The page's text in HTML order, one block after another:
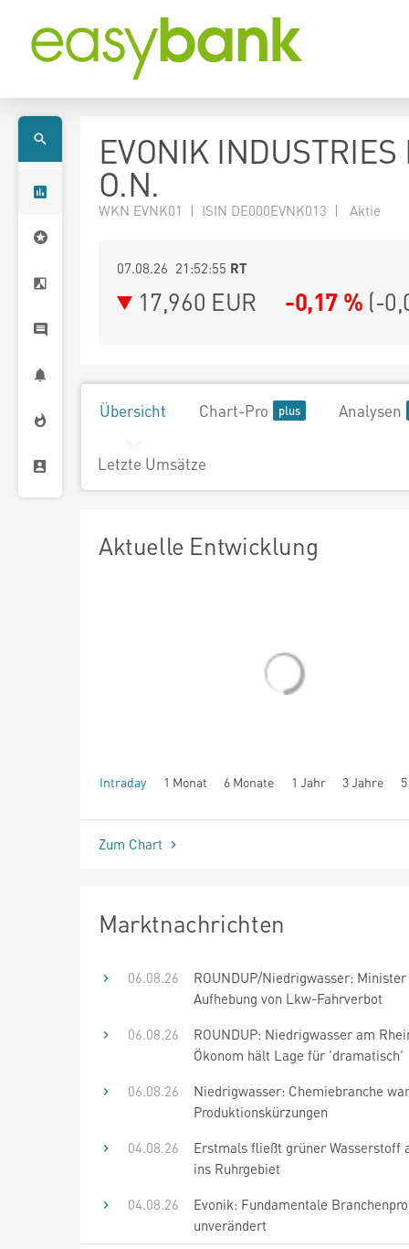
EVONIK INDUSTRIES
O.N.
WKN EVNK01 | ISIN DE000EVNK013 | Aktie
07.08.26 21:52:55 RT
17,960 EUR -0,17 % (-
Übersicht Chart-Pro Analysen
Letzte Umsätze
Aktuelle Entwicklung
Intraday 1 Monat 6 Monate 1 Jahr 3 Jahre
seit Beginn
Zum Chart
Marktnachrichten
06.08.26
ROUNDUP/Niedrigwasser:
Aufhebung von Lkw-Fahrverbot
06.08.26
ROUNDUP: Niedrigwasser am
Ökonom hält Lage für 'dramatisch'
06.08.26
Niedrigwasser: Chemiebranche
Produktionskürzungen
04.08.26
Erstmals fließt grüner Wasserstoff
ins Ruhrgebiet
04.08.26
Evonik: Fundamentale
unverändert